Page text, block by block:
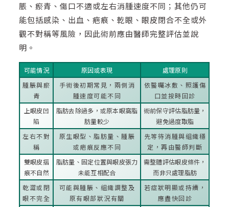
脹、瘀青、傷口不適或左右消腫速度不同；其他仍可
能包括感染、出血、疤痕、乾眼、眼皮閉合不全或外
觀不對稱等風險，因此術前應由醫師完整評估並說
明。
可能情況 原因或表現
處理原則
腫脹與瘀
青
手術後初期常見，兩側消
腫速度可能不同
依醫囑冰敷、照護傷
口並按時回診
上眼皮凹
陷
脂肪去除過多，或原本眼窩脂
肪量較少
術前保守評估脂肪量，
避免過度取脂
左右不對
稱
原生眼型、脂肪量、腫脹
或疤痕反應不同
先等待消腫與組織穩
定，再由醫師判斷
雙眼皮摺
痕不自然
脂肪量、固定位置與眼皮張力
未能互相配合
需整體評估眼皮條件，
而非只處理脂肪
乾澀或閉
眼不完全
可能與腫脹、組織調整及
原有眼部狀況有關
若症狀明顯或持續，
應盡快回診